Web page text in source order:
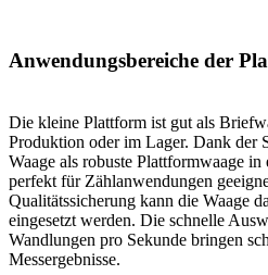
Anwendungsbereiche der
Die kleine Plattform ist gut als
Produktion oder im Lager. Dank der
Waage als robuste Plattformwaage
perfekt für Zählanwendungen
Qualitätssicherung kann die Waage
eingesetzt werden. Die schnelle
Wandlungen pro Sekunde bringen
Messergebnisse.